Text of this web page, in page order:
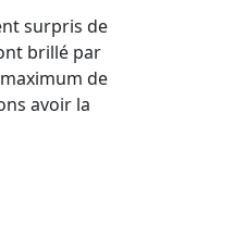
surpris de
brillé par
de
avoir la